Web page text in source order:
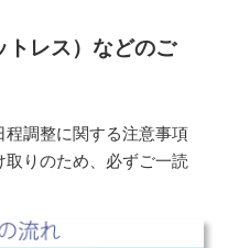
トレス）などのご
調整に関する注意事項
りのため、必ずご一読